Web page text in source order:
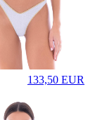
133,50 EUR
Prezzo in